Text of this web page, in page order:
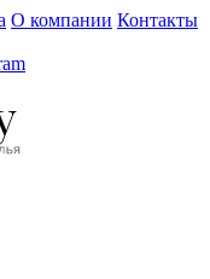
О компании Контакты